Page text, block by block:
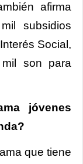
afirma
subsidios
Social,
son para
jóvenes
que tiene